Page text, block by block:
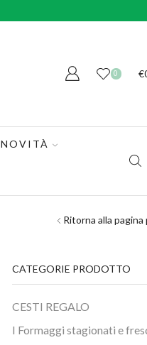
0 €
NOVITÀ
Ritorna alla
CATEGORIE PRODOTTO
CESTI REGALO
I Formaggi stagionati e